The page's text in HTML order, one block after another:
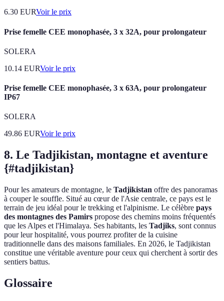
6.30 EURVoir le prix
Prise femelle CEE monophasée, 3 x 32A, pour prolongateur
SOLERA
10.14 EURVoir le prix
Prise femelle CEE monophasée, 3 x 63A, pour prolongateur
IP67
SOLERA
49.86 EURVoir le prix
8. Le Tadjikistan, montagne et aventure
{#tadjikistan}
Pour les amateurs de montagne, le Tadjikistan offre des panoramas
à couper le souffle. Situé au cœur de l'Asie centrale, ce pays est le
terrain de jeu idéal pour le trekking et l'alpinisme. Le célèbre pays
des montagnes des Pamirs propose des chemins moins fréquentés
que les Alpes et l'Himalaya. Ses habitants, les Tadjiks, sont connus
pour leur hospitalité, vous pourrez profiter de la cuisine
traditionnelle dans des maisons familiales. En 2026, le Tadjikistan
constitue une véritable aventure pour ceux qui cherchent à sortir des
sentiers battus.
Glossaire